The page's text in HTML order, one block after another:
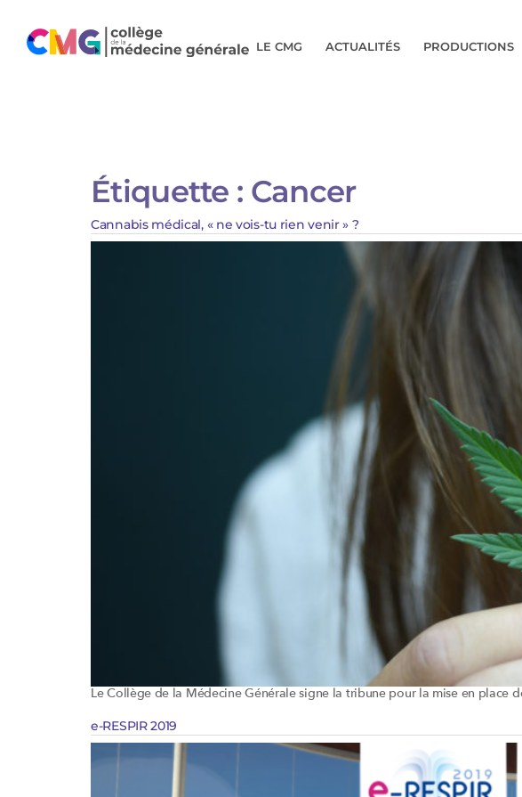
LE CMG ACTUALITÉS PRODUCTIONS
Étiquette : Cancer
Cannabis médical, « ne vois-tu rien venir » ?
Le Collège de la Médecine Générale signe la tribune pour la mise en place
e-RESPIR 2019